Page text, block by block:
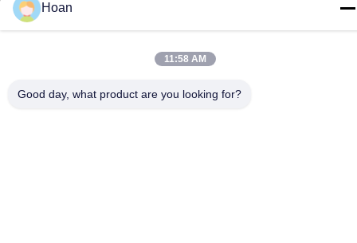
Le fournisseur. 2024-2026 Xi'an Hoan Microwave Co., Ltd. . Tous
Hoan
11:58 AM
Good day, what product are you looking for?